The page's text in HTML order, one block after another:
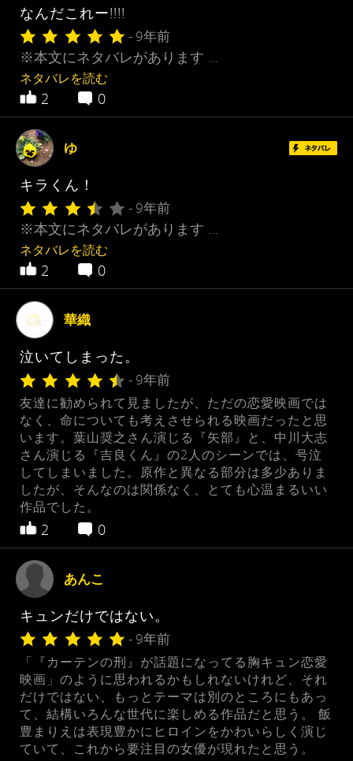
なんだこれー!!!!
- 9年前
※本文にネタバレがあります …
ネタバレを読む
2 0
ゆ
キラくん！
- 9年前
※本文にネタバレがあります …
ネタバレを読む
2 0
華織
泣いてしまった。
- 9年前
友達に勧められて見ましたが、ただの恋愛映画では
なく、命についても考えさせられる映画だったと思
います。葉山奨之さん演じる『矢部』と、中川大志
さん演じる『吉良くん』の2人のシーンでは、号泣
してしまいました。原作と異なる部分は多少ありま
したが、そんなのは関係なく、とても心温まるいい
作品でした。
2 0
あんこ
キュンだけではない。
- 9年前
「『カーテンの刑』が話題になってる胸キュン恋愛
映画」のように思われるかもしれないけれど、それ
だけではない、もっとテーマは別のところにもあっ
て、結構いろんな世代に楽しめる作品だと思う。 飯
豊まりえは表現豊かにヒロインをかわいらしく演じ
ていて、これから要注目の女優が現れたと思う。